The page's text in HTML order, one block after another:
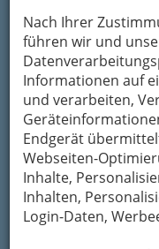
Nach Ihrer
führen wir und
Informationen auf
und verarbeiten,
Endgerät
Webseiten-
Inhalte,
Inhalten,
Login-Daten,
manche sind
Und das ist auch
die
nicht bloß an
besonderen
Beispiel an den
Philippe
Leuchtmitteln
Klassiker wie Josef
Kategorien